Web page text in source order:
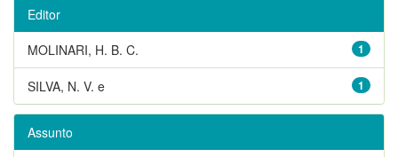
Editor
1
MOLINARI, H. B. C.
1
SILVA, N. V. e
Assunto